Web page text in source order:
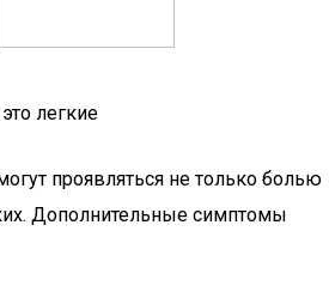
легкие
проявляться не только болью
Дополнительные симптомы